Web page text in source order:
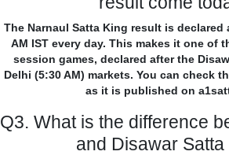
The Narnaul Satta King result is declared
AM IST every day. This makes it one of
session games, declared after the
Delhi (5:30 AM) markets. You can check
as it is published on
Q3. What is the difference
and Disawar Satta